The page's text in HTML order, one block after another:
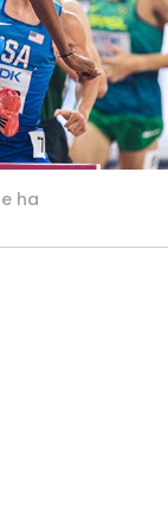
ha